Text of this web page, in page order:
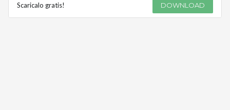
Scaricalo gratis! DOWNLOAD